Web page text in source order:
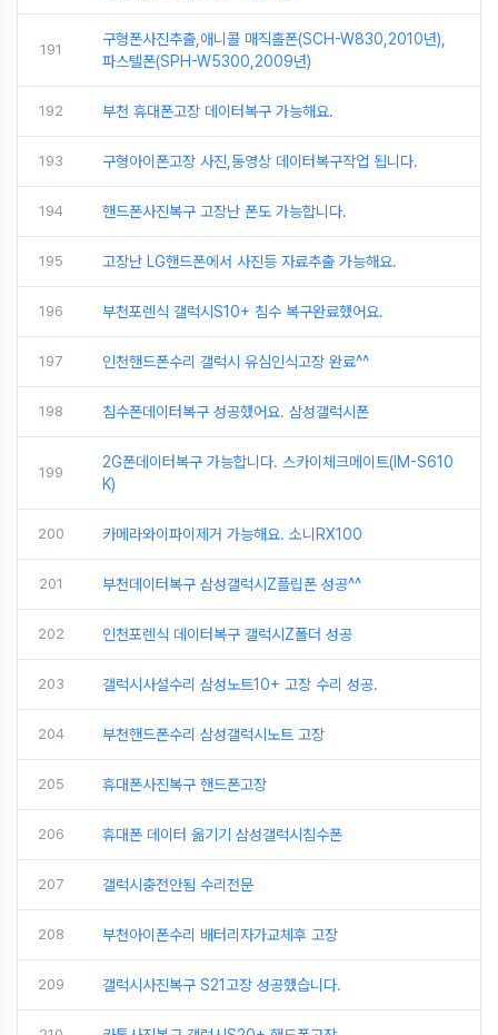
191
구형폰사진추출,애니콜 매직홀폰(SCH-W830,2010년),
파스텔폰(SPH-W5300,2009년)
192 부천 휴대폰고장 데이터복구 가능해요.
193 구형아이폰고장 사진,동영상 데이터복구작업 됩니다.
194 핸드폰사진복구 고장난 폰도 가능합니다.
195 고장난 LG핸드폰에서 사진등 자료추출 가능해요.
196 부천포렌식 갤럭시S10+ 침수 복구완료했어요.
197 인천핸드폰수리 갤럭시 유심인식고장 완료^^
198 침수폰데이터복구 성공했어요. 삼성갤럭시폰
199
2G폰데이터복구 가능합니다. 스카이체크메이트(IM-S610
K)
200 카메라와이파이제거 가능해요. 소니RX100
201 부천데이터복구 삼성갤럭시Z플립폰 성공^^
202 인천포렌식 데이터복구 갤럭시Z폴더 성공
203 갤럭시사설수리 삼성노트10+ 고장 수리 성공.
204 부천핸드폰수리 삼성갤럭시노트 고장
205 휴대폰사진복구 핸드폰고장
206 휴대폰 데이터 옮기기 삼성갤럭시침수폰
207 갤럭시충전안됨 수리전문
208 부천아이폰수리 배터리자가교체후 고장
209 갤럭시사진복구 S21고장 성공했습니다.